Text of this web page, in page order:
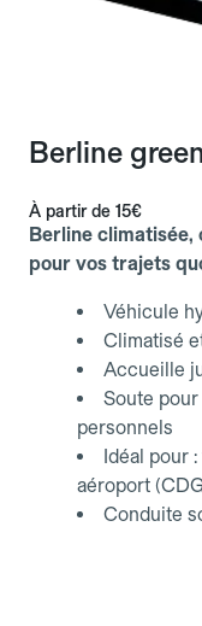
Berline
À partir de 15€
Berline
pour vos trajets
Véhicule
Climatisé
Accueille
Soute pour
personnels
Idéal pour
aéroport
Conduite